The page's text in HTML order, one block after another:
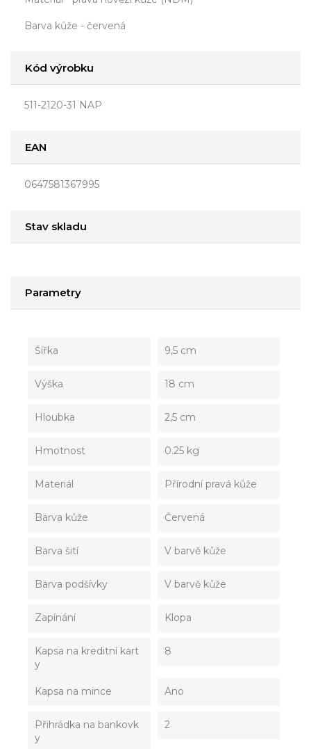
Barva kůže - červená
Kód výrobku
511-2120-31 NAP
EAN
0647581367995
Stav skladu
Parametry
Šířka 9,5 cm
Výška 18 cm
Hloubka 2,5 cm
Hmotnost 0.25 kg
Materiál Přírodní pravá kůže
Barva kůže Červená
Barva šití V barvě kůže
Barva podšívky V barvě kůže
Zapínání Klopa
Kapsa na kreditní kart
y
8
Kapsa na mince Ano
Přihrádka na bankovk
y
2